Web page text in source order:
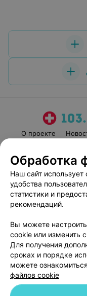
О проекте
Обработка
Наш сайт
удобства
статистики и
рекомендаций.
Вы можете
cookie или изменить
Для получения
сроках и порядке
можете
файлов cookie